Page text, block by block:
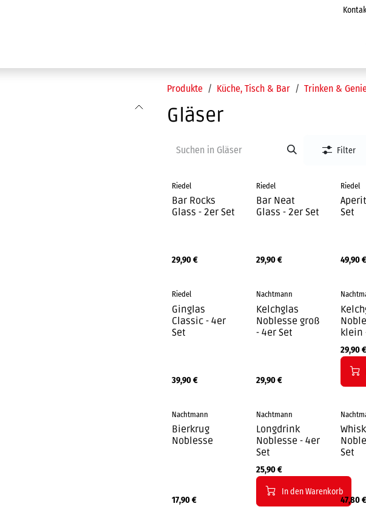
Produkte Küche, Tisch & Bar Trinken &
Gläser
Filter
Riedel
Bar Rocks
Glass - 2er Set
29,90€
Riedel
Bar Neat
Glass - 2er Set
29,90€
Riedel
Set
49,90€
Riedel
Ginglas
Classic - 4er
Set
39,90€
Nachtmann
Kelchglas
Noblesse groß
- 4er Set
29,90€
klein
29,90€
Nachtmann
Bierkrug
Noblesse
17,90€
Nachtmann
Longdrink
Noblesse - 4er
Set
25,90€
In den Warenkorb
Set
47,80€